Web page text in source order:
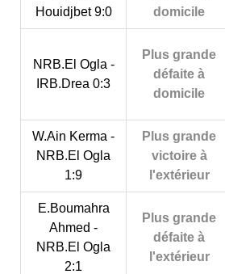
Houidjbet 9:0
domicile
NRB.El Ogla -
IRB.Drea 0:3
Plus grande
défaite à
domicile
W.Ain Kerma -
NRB.El Ogla
1:9
Plus grande
victoire à
l'extérieur
E.Boumahra
Ahmed -
NRB.El Ogla
2:1
Plus grande
défaite à
l'extérieur